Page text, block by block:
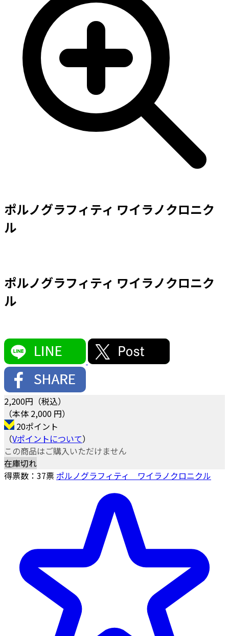
ポルノグラフィティ ワイラノクロニク
ル
ポルノグラフィティ ワイラノクロニク
ル
2,200円（税込）
（本体 2,000 円）
20ポイント
（Vポイントについて）
この商品はご購入いただけません
在庫切れ
得票数： 37票 ポルノグラフィティ ワイラノクロニクル